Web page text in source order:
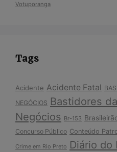
Votuporanga
Tags
Acidente Acidente Fatal
NEGÓCIOS Bastidores
Negócios Br-153
Concurso Público Conteúdo
Crime em Rio Preto Diário do